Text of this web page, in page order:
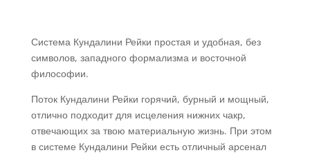
Система Кундалини Рейки простая и удобная, без
символов, западного формализма и восточной
философии.
Поток Кундалини Рейки горячий, бурный и мощный,
отлично подходит для исцеления нижних чакр,
отвечающих за твою материальную жизнь. При этом
в системе Кундалини Рейки есть отличный арсенал